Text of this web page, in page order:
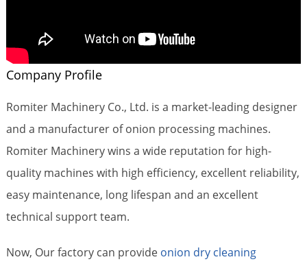
Company Profile
Romiter Machinery Co., Ltd. is a market-leading designer
and a manufacturer of onion processing machines.
Romiter Machinery wins a wide reputation for high-
quality machines with high efficiency, excellent reliability,
easy maintenance, long lifespan and an excellent
technical support team.
Now, Our factory can provide onion dry cleaning